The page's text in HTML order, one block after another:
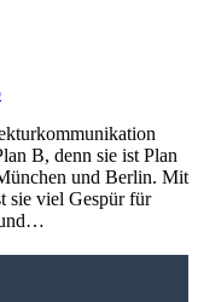
B, denn sie ist Plan
und Berlin. Mit
sie viel Gespür für
und…